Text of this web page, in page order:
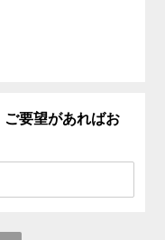
要望があればお